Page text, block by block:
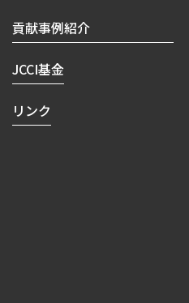
貢献事例紹介
JCCI基金
リンク